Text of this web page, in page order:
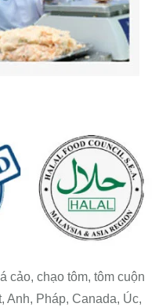
cảo, chạo tôm, tôm cuộn
Anh, Pháp, Canada, Úc,